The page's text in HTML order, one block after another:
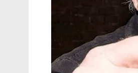
കേതനിൽ നിന്ന്
കൈമാറിയതായും,
എങ്ങനെ
Tags: murder case